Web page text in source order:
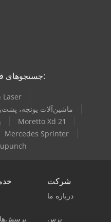
جستجوهای فعلی ماشین‌آلات:
Laser
ماشین‌آلات یونجه،
Moretto Xd 21
Mercedes Sprinter
شرکت
درباره ما
پرس